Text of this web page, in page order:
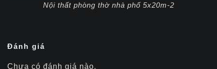
Nội thất phòng thờ nhà phố 5x20m-2
Đánh giá
Chưa có đánh giá nào.